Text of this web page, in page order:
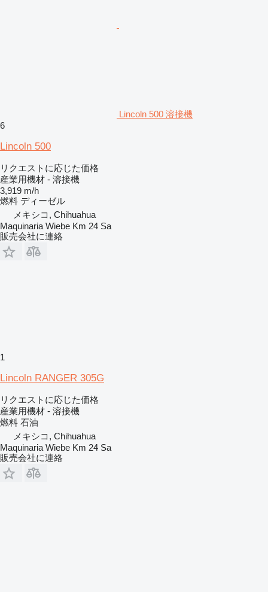
Lincoln 500 溶接機
6
Lincoln 500
リクエストに応じた価格
産業用機材 - 溶接機
3,919 m/h
燃料 ディーゼル
メキシコ, Chihuahua
Maquinaria Wiebe Km 24 Sa
販売会社に連絡
1
Lincoln RANGER 305G
リクエストに応じた価格
産業用機材 - 溶接機
燃料 石油
メキシコ, Chihuahua
Maquinaria Wiebe Km 24 Sa
販売会社に連絡